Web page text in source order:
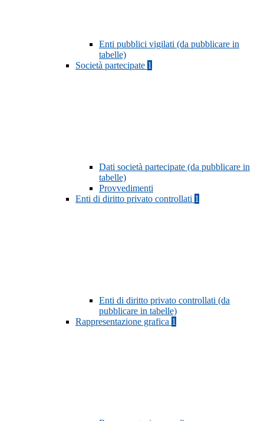
Enti pubblici vigilati (da pubblicare in
tabelle)
Società partecipate 1
Dati società partecipate (da pubblicare in
tabelle)
Provvedimenti
Enti di diritto privato controllati 1
Enti di diritto privato controllati (da
pubblicare in tabelle)
Rappresentazione grafica 1